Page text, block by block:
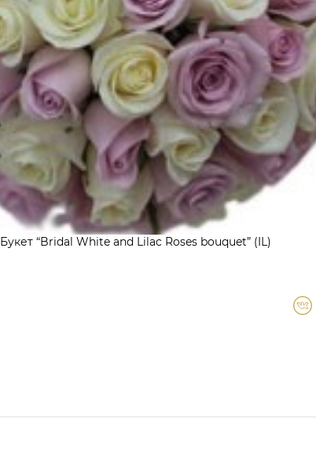
Букет “Bridal White and Lilac Roses bouquet” (IL)